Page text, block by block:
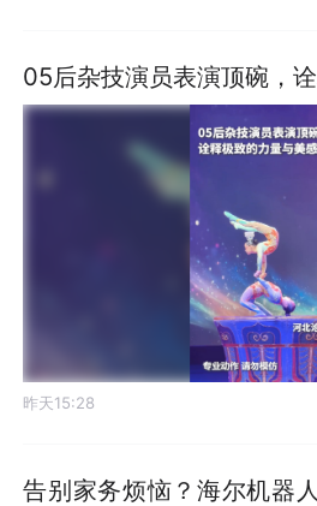
05后杂技演员表演顶碗，
昨天15:28
告别家务烦恼？海尔机器